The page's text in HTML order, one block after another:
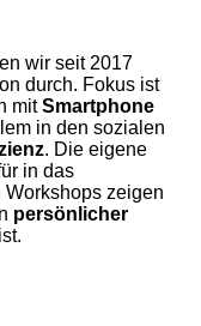
wir seit 2017
durch. Fokus ist
mitSmartphone
in den sozialen
. Die eigene
in das
Workshops zeigen
persönlicher